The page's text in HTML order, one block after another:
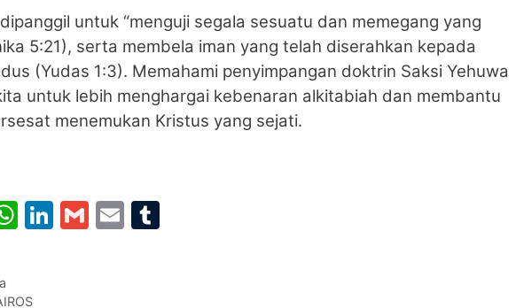
untuk “menguji segala sesuatu dan memegang yang
5:21), serta membela iman yang telah diserahkan kepada
(Yudas 1:3). Memahami penyimpangan doktrin Saksi Yehuwa
untuk lebih menghargai kebenaran alkitabiah dan membantu
menemukan Kristus yang sejati.
W
s
Li G
E